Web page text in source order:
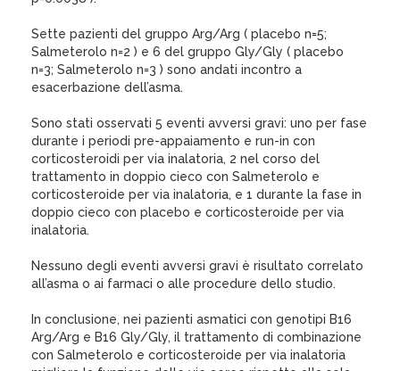
Sette pazienti del gruppo Arg/Arg ( placebo n=5;
Salmeterolo n=2 ) e 6 del gruppo Gly/Gly ( placebo
n=3; Salmeterolo n=3 ) sono andati incontro a
esacerbazione dell’asma.
Sono stati osservati 5 eventi avversi gravi: uno per fase
durante i periodi pre-appaiamento e run-in con
corticosteroidi per via inalatoria, 2 nel corso del
trattamento in doppio cieco con Salmeterolo e
corticosteroide per via inalatoria, e 1 durante la fase in
doppio cieco con placebo e corticosteroide per via
inalatoria.
Nessuno degli eventi avversi gravi è risultato correlato
all’asma o ai farmaci o alle procedure dello studio.
In conclusione, nei pazienti asmatici con genotipi B16
Arg/Arg e B16 Gly/Gly, il trattamento di combinazione
con Salmeterolo e corticosteroide per via inalatoria